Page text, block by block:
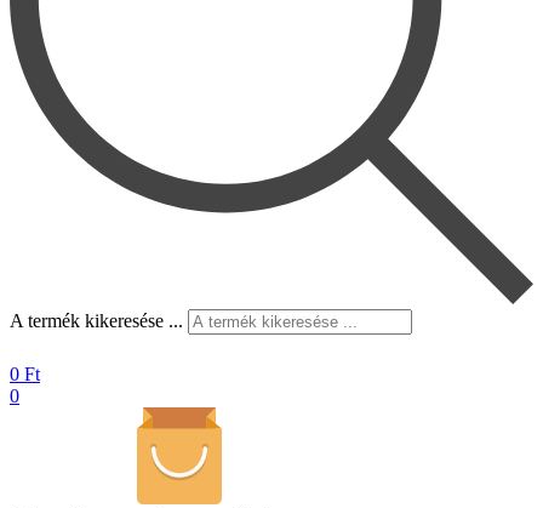
A termék kikeresése ...
0 Ft
0